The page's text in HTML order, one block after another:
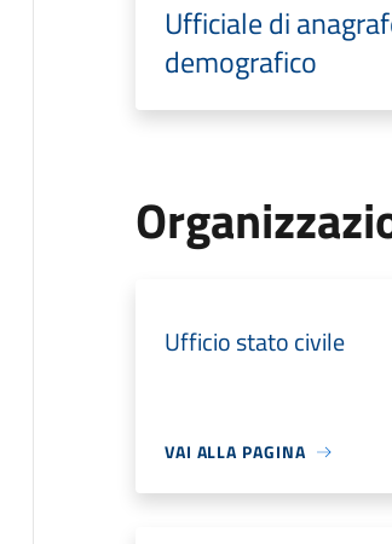
Ufficiale di
demografico
Ufficio stato civile
VAI ALLA PAGINA